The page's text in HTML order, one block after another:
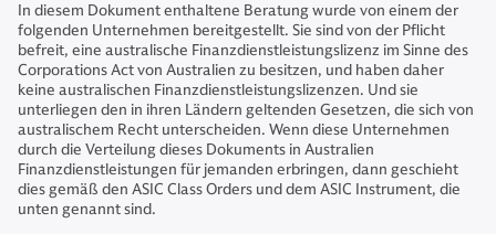
In diesem Dokument enthaltene Beratung wurde von einem der
folgenden Unternehmen bereitgestellt. Sie sind von der Pflicht
befreit, eine australische Finanzdienstleistungslizenz im Sinne des
Corporations Act von Australien zu besitzen, und haben daher
keine australischen Finanzdienstleistungslizenzen. Und sie
unterliegen den in ihren Ländern geltenden Gesetzen, die sich von
australischem Recht unterscheiden. Wenn diese Unternehmen
durch die Verteilung dieses Dokuments in Australien
Finanzdienstleistungen für jemanden erbringen, dann geschieht
dies gemäß den ASIC Class Orders und dem ASIC Instrument, die
unten genannt sind.